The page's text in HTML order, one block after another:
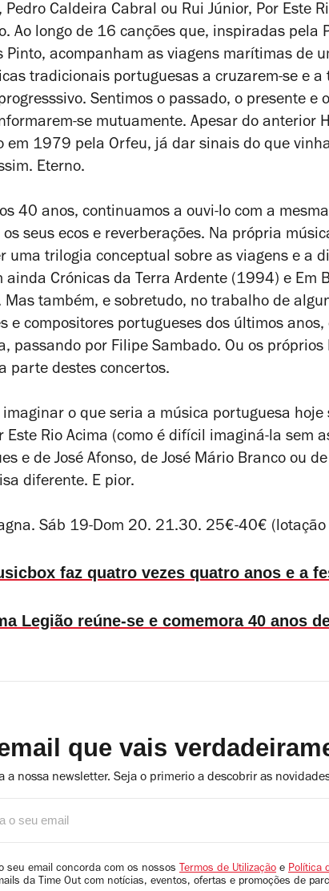
Pedro Caldeira Cabral ou Rui Júnior, Por Este
Ao longo de 16 canções que, inspiradas pela
Pinto, acompanham as viagens marítimas de
tradicionais portuguesas a cruzarem-se e
Sentimos o passado, o presente e
se mutuamente. Apesar do anterior
em 1979 pela Orfeu, já dar sinais do que
Eterno.
40 anos, continuamos a ouvi-lo com a
seus ecos e reverberações. Na própria
uma trilogia conceptual sobre as viagens e a
ainda Crónicas da Terra Ardente (1994) e Em
também, e sobretudo, no trabalho de
e compositores portugueses dos últimos
passando por Filipe Sambado. Ou os
parte destes concertos.
o que seria a música portuguesa hoje
Este Rio Acima (como é difícil imaginá-la sem
e de José Afonso, de José Mário Branco ou
diferente. E pior.
Sáb 19-Dom 20. 21.30. 25€-40€ (lotação
faz quatro vezes quatro anos e a
Legião reúne-se e comemora 40 anos
que vais
a nossa newsletter. Seja o primerio a descobrir as
seu email concorda com os nossos Termos de Utilização e Política
da Time Out com notícias, eventos, ofertas e promoções de